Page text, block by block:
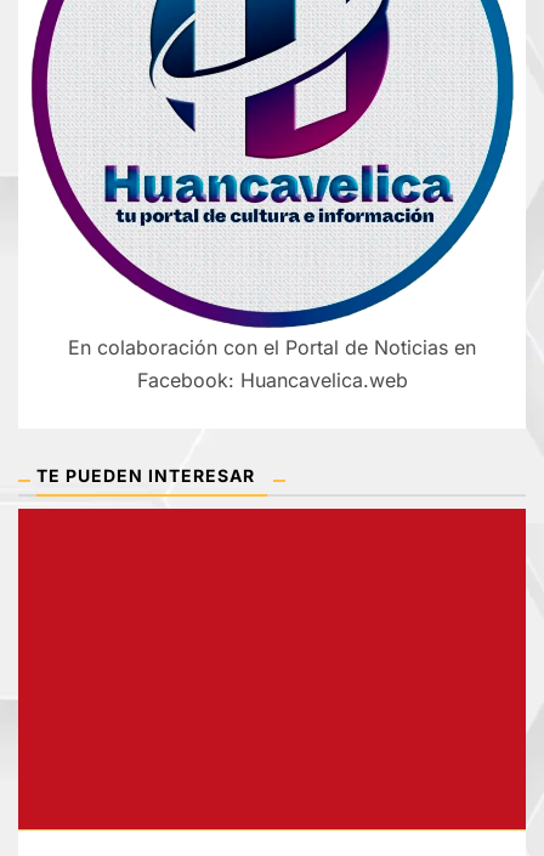
En colaboración con el Portal de Noticias en
Facebook: Huancavelica.web
TE PUEDEN INTERESAR